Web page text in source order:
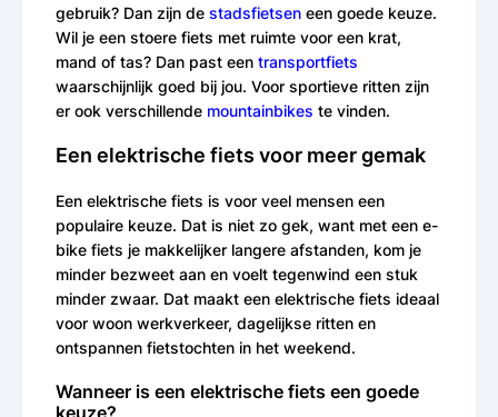
gebruik? Dan zijn de stadsfietsen een goede keuze.
Wil je een stoere fiets met ruimte voor een krat,
mand of tas? Dan past een transportfiets
waarschijnlijk goed bij jou. Voor sportieve ritten zijn
er ook verschillende mountainbikes te vinden.
Een elektrische fiets voor meer gemak
Een elektrische fiets is voor veel mensen een
populaire keuze. Dat is niet zo gek, want met een e-
bike fiets je makkelijker langere afstanden, kom je
minder bezweet aan en voelt tegenwind een stuk
minder zwaar. Dat maakt een elektrische fiets ideaal
voor woon werkverkeer, dagelijkse ritten en
ontspannen fietstochten in het weekend.
Wanneer is een elektrische fiets een goede
keuze?